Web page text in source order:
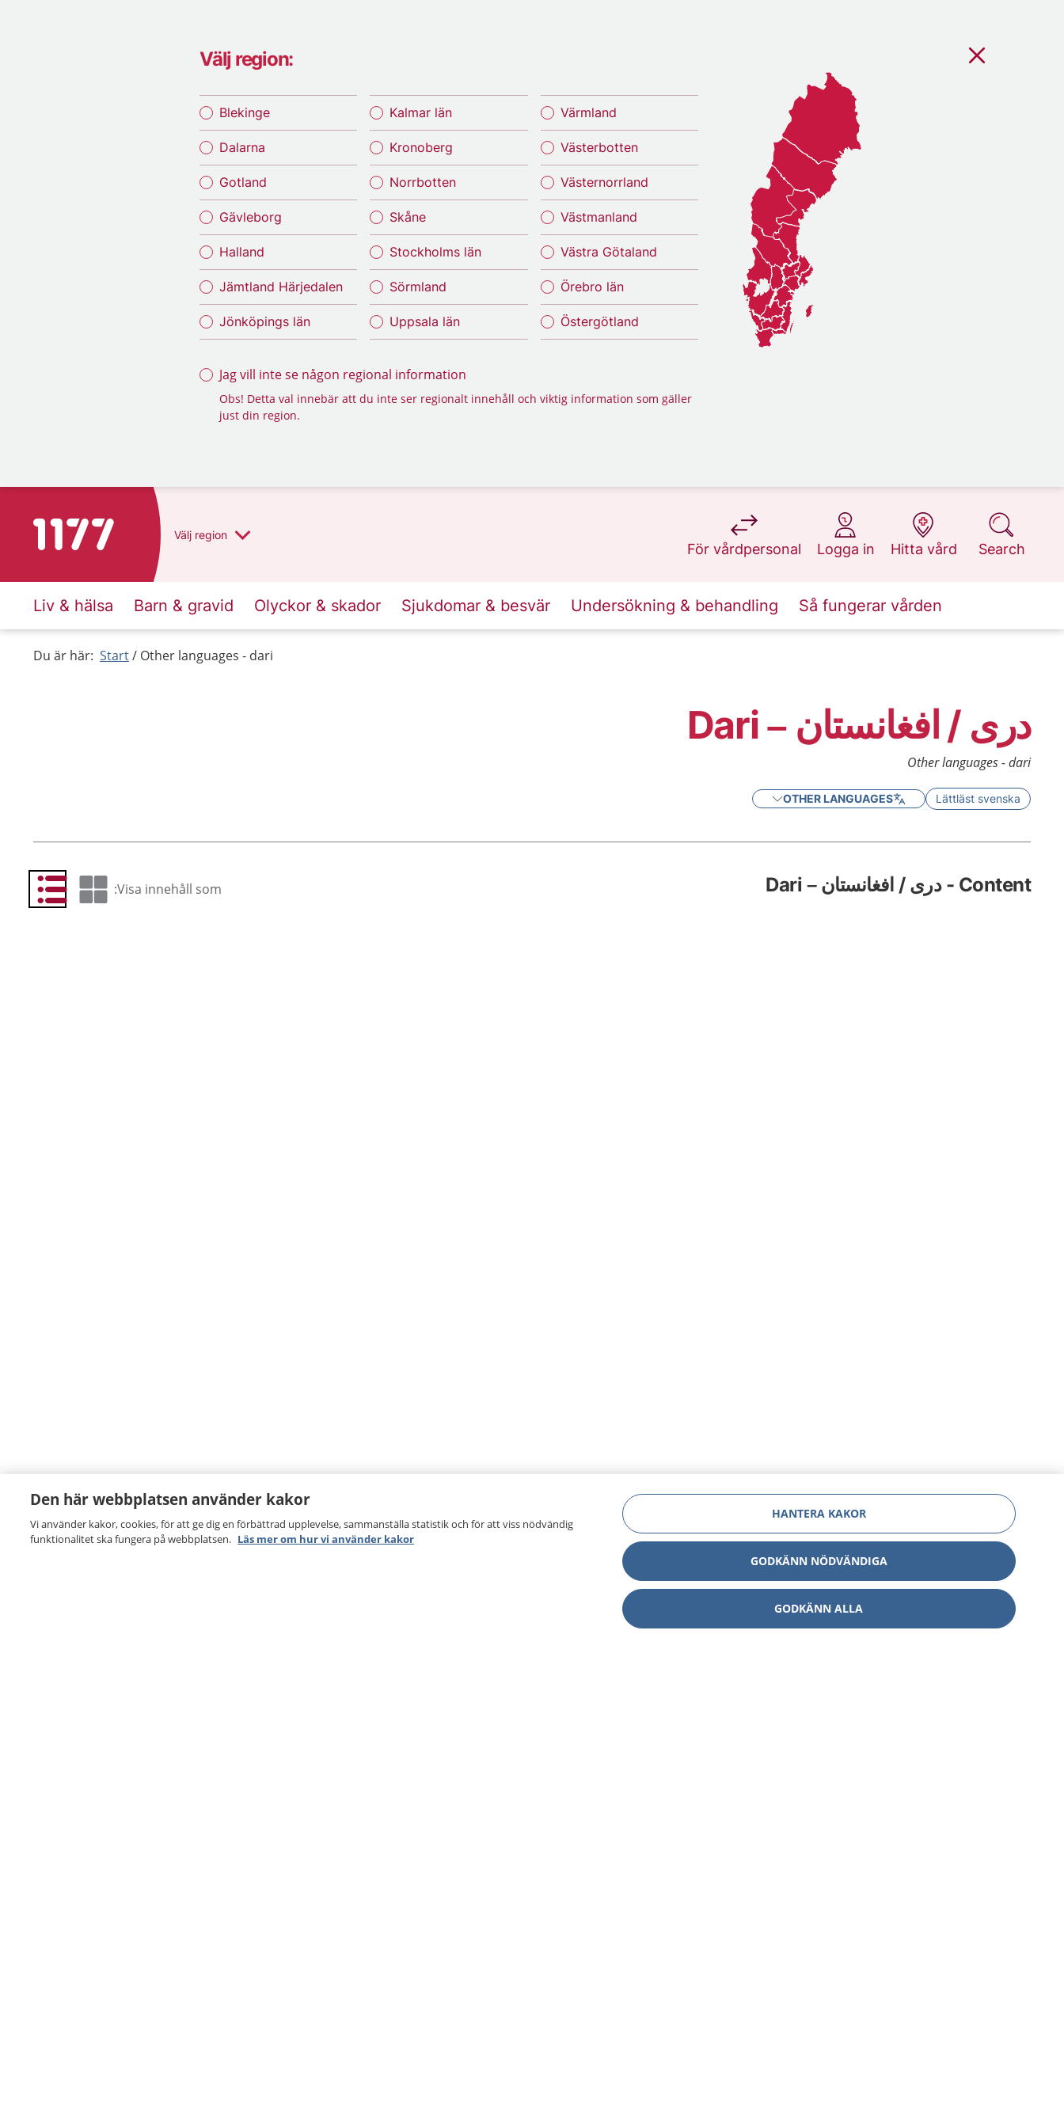
Välj region:
Blekinge
Dalarna
Gotland
Gävleborg
Halland
Jämtland Härjedalen
Jönköpings län
Kalmar län
Kronoberg
Norrbotten
Skåne
Stockholms län
Sörmland
Uppsala län
Värmland
Västerbotten
Västernorrland
Västmanland
Västra Götaland
Örebro län
Östergötland
Jag vill inte se någon regional information
Obs! Detta val innebär att du inte ser regionalt innehåll och viktig information som gäller
just din region.
To start page for 1177 Välj region
För vårdpersonal
at 1177.se
Logga in
at 1177.se
Hitta vård
at 1177.se
Search
at 1177.se
Liv & hälsa Barn & gravid Olyckor & skador Sjukdomar & besvär Undersökning & behandling Så fungerar vården
Du är här: Start Other languages - dari
درى / افغانستان – Dari
Other languages - dari
Lättläst svenska
OTHER LANGUAGES
Content - درى / افغانستان – Dari Visa innehåll som:
Visa som rutnät
som lista
Den här webbplatsen använder kakor
Vi använder kakor, cookies, för att ge dig en förbättrad upplevelse, sammanställa statistik och för att viss nödvändig
funktionalitet ska fungera på webbplatsen. Läs mer om hur vi använder kakor
HANTERA KAKOR
GODKÄNN NÖDVÄNDIGA
GODKÄNN ALLA